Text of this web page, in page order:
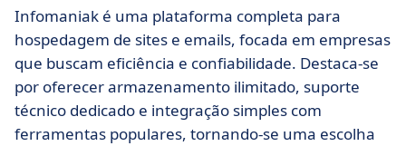
Infomaniak é uma plataforma completa para
hospedagem de sites e emails, focada em empresas
que buscam eficiência e confiabilidade. Destaca-se
por oferecer armazenamento ilimitado, suporte
técnico dedicado e integração simples com
ferramentas populares, tornando-se uma escolha